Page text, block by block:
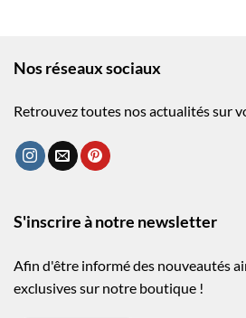
Nos réseaux sociaux
Retrouvez toutes nos actualités sur
S'inscrire à notre newsletter
Afin d'être informé des nouveautés
exclusives sur notre boutique !